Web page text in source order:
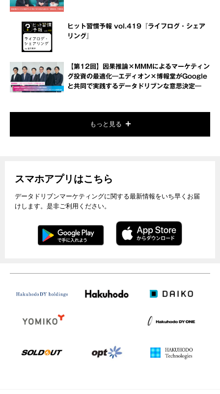
ヒット習慣予報 vol.419『ライフログ・シェア
リング』
【第12回】因果推論×MMMによるマーケティン
グ投資の最適化―エディオン×博報堂がGoogle
と共同で実践するデータドリブンな意思決定―
もっと見る
スマホアプリはこちら
データドリブンマーケティングに関する最新情報をいち早くお届
けします。是非ご利用ください。